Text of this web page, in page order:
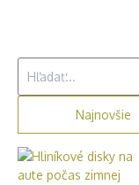
Najnovšie